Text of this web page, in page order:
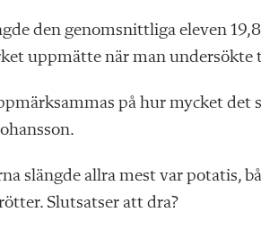
den genomsnittliga eleven
uppmätte när man undersökte
på hur mycket det
slängde allra mest var potatis,
Slutsatser att dra?